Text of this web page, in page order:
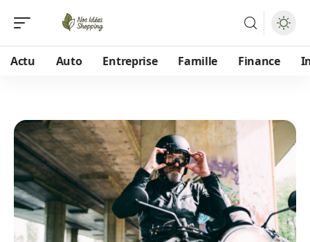
Actu Auto Entreprise Famille Finance